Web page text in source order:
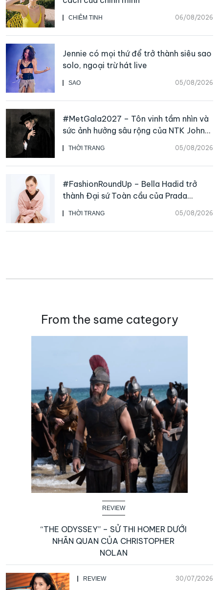
CHIÊM TINH 06/08/2026
SAO 05/08/2026
Jennie có mọi thứ để trở thành siêu sao
solo, ngoại trừ hát live
THỜI TRANG 05/08/2026
#MetGala2027 – Tôn vinh tầm nhìn và
sức ảnh hưởng sâu rộng của NTK John
Galliano
THỜI TRANG 05/08/2026
#FashionRoundUp – Bella Hadid trở
thành Đại sứ Toàn cầu của Prada
Beauty, CHANEL mua lại Charvet
From the same category
REVIEW
“THE ODYSSEY” – SỬ THI HOMER DƯỚI
NHÃN QUAN CỦA CHRISTOPHER
NOLAN
REVIEW 30/07/2026